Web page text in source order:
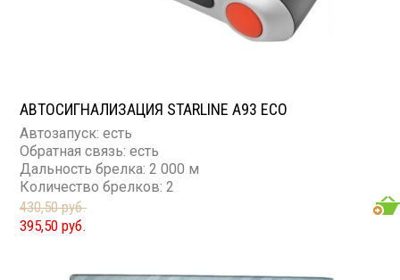
АВТОСИГНАЛИЗАЦИЯ STARLINE A93 ECO
Автозапуск: есть
Обратная связь: есть
Дальность брелка: 2 000 м
Количество брелков: 2
Брелок с экраном: есть
430,50 руб.
395,50 руб.